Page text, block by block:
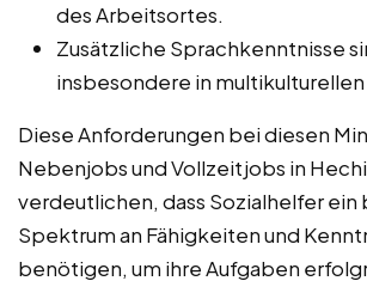
des Arbeitsortes.
Zusätzliche Sprachkenntnisse
insbesondere in
Diese Anforderungen bei diesen
Nebenjobs und Vollzeitjobs in
verdeutlichen, dass Sozialhelfer ein
Spektrum an Fähigkeiten und
benötigen, um ihre Aufgaben